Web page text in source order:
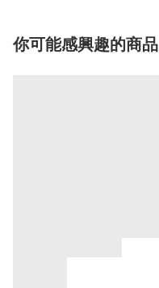
你可能感興趣的商品